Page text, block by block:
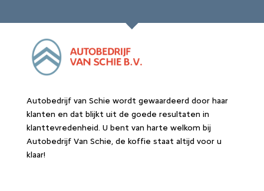
Autobedrijf van Schie wordt gewaardeerd door haar
klanten en dat blijkt uit de goede resultaten in
klanttevredenheid. U bent van harte welkom bij
Autobedrijf Van Schie, de koffie staat altijd voor u
klaar!